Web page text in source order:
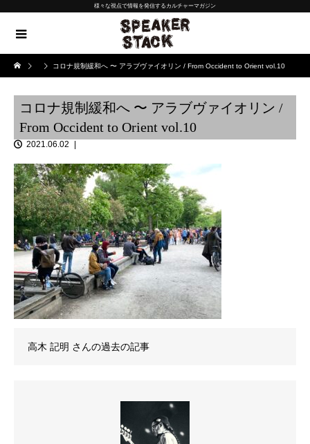
様々な視点で情報を発信するカルチャーマガジン
コロナ規制緩和へ 〜 アラブヴァイオリン / From Occident to Orient vol.10
コロナ規制緩和へ 〜 アラブヴァイオリン /
From Occident to Orient vol.10
2021.06.02
高木 記明 さんの過去の記事